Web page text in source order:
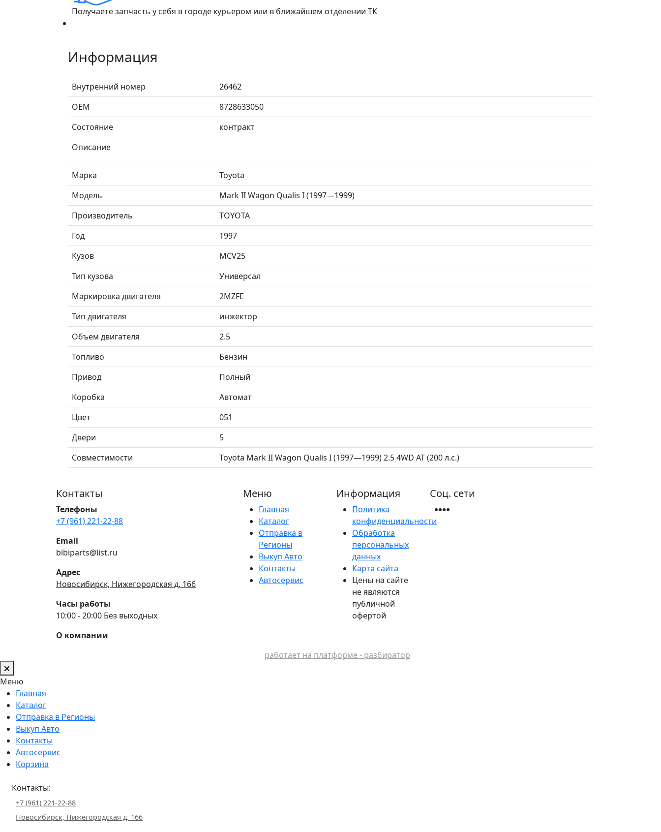
Получаете запчасть у себя в городе курьером или в ближайшем отделении ТК
Информация
Внутренний номер
26462
ОЕМ
8728633050
Состояние
контракт
Описание
Марка
Toyota
Модель
Mark II Wagon Qualis I (1997—1999)
Производитель
TOYOTA
Год
1997
Кузов
MCV25
Тип кузова
Универсал
Маркировка двигателя
2MZFE
Тип двигателя
инжектор
Объем двигателя
2.5
Топливо
Бензин
Привод
Полный
Коробка
Автомат
Цвет
051
Двери
5
Совместимости
Toyota Mark II Wagon Qualis I (1997—1999) 2.5 4WD AT (200 л.с.)
Контакты
Телефоны
+7 (961) 221-22-88
Email
bibiparts@list.ru
Адрес
Новосибирск, Нижегородская д. 166
Часы работы
10:00 - 20:00 Без выходных
О компании
Меню
Главная
Каталог
Отправка в
Регионы
Выкуп Авто
Контакты
Автосервис
Информация
Политика
конфиденциальности
Обработка
персональных
данных
Карта сайта
Цены на сайте
не являются
публичной
офертой
Соц. сети
работает на платформе - разбиратор
Меню
Главная
Каталог
Отправка в Регионы
Выкуп Авто
Контакты
Автосервис
Корзина
Контакты:
+7 (961) 221-22-88
Новосибирск, Нижегородская д. 166